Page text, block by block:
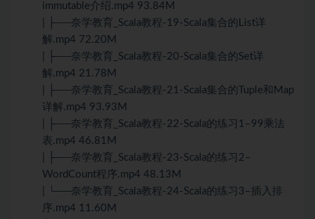
immutable介绍.mp4 93.84M
| ├──奈学教育_Scala教程-19-Scala集合的List详
解.mp4 72.20M
| ├──奈学教育_Scala教程-20-Scala集合的Set详
解.mp4 21.78M
| ├──奈学教育_Scala教程-21-Scala集合的Tuple和Map
详解.mp4 93.93M
| ├──奈学教育_Scala教程-22-Scala的练习1–99乘法
表.mp4 46.81M
| ├──奈学教育_Scala教程-23-Scala的练习2–
WordCount程序.mp4 48.13M
| └──奈学教育_Scala教程-24-Scala的练习3–插入排
序.mp4 11.60M